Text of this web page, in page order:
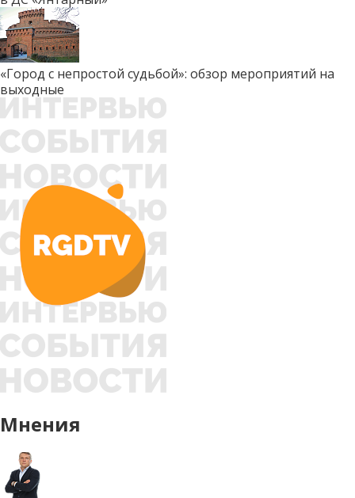
«Город с непростой судьбой»: обзор мероприятий на
выходные
Мнения